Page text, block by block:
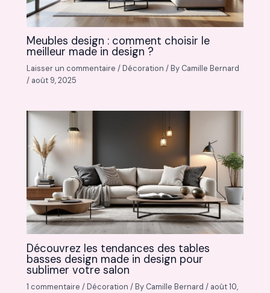
Meubles design : comment choisir le
meilleur made in design ?
Laisser un commentaire /Décoration / By Camille Bernard
/ août 9, 2025
Découvrez les tendances des tables
basses design made in design pour
sublimer votre salon
1 commentaire /Décoration / By Camille Bernard/ août 10,